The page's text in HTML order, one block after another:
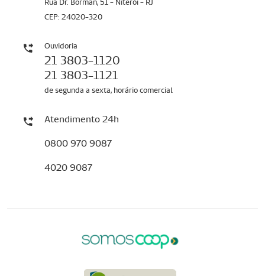
Rua Dr. Borman, 51 - Niterói - RJ
CEP: 24020-320
Ouvidoria
21 3803-1120
21 3803-1121
de segunda a sexta, horário comercial
Atendimento 24h
0800 970 9087
4020 9087